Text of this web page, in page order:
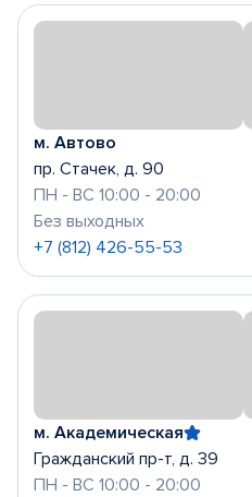
м. Автово
пр. Стачек, д. 90
ПН - ВС 10:00 - 20:00
Без выходных
+7 (812) 426-55-53
м. Академическая
Гражданский пр-т, д. 39
ПН - ВС 10:00 - 20:00